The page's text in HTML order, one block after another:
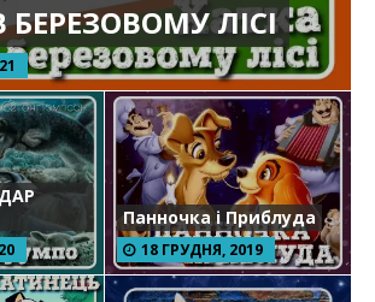
БЕРЕЗОВОМУ ЛІСІ
Панночка і Приблуда
18 ГРУДНЯ, 2019